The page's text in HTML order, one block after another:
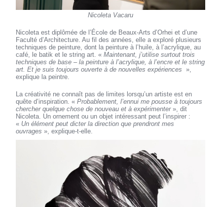
Nicoleta Vacaru
Nicoleta est diplômée de l’École de Beaux-Arts d’Orhei et d’une
Faculté d’Architecture. Au fil des années, elle a exploré plusieurs
techniques de peinture, dont la peinture à l’huile, à l’acrylique, au
café, le batik et le string art. «Maintenant, j’utilise surtout trois
techniques de base – la peinture à l’acrylique, à l’encre et le string
art. Et je suis toujours ouverte à de nouvelles expériences »,
explique la peintre.
La créativité ne connaît pas de limites lorsqu’un artiste est en
quête d’inspiration. «Probablement, l’ennui me pousse à toujours
chercher quelque chose de nouveau et à expérimenter», dit
Nicoleta. Un ornement ou un objet intéressant peut l’inspirer :
« Un élément peut dicter la direction que prendront mes
ouvrages », explique-t-elle.